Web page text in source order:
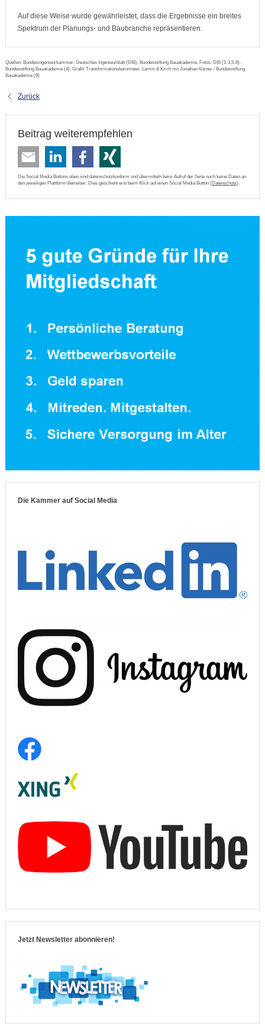
Auf diese Weise wurde gewährleistet, dass die Ergebnisse ein breites
Spektrum der Planungs- und Baubranche repräsentieren.
Quellen: Bundesingenieurkammer, Deutsches Ingenieurblatt (DIB), Bundesstiftung Bauakademie, Fotos: DIB (1-3,5-8),
Bundesstiftung Bauakademie (4), Grafik Transformationsbarometer: Lamm & Kirch mit Jonathan Körner / Bundesstiftung
Bauakademie (9)
Zurück
Beitrag weiterempfehlen
Die Social Media Buttons oben sind datenschutzkonform und übermitteln beim Aufruf der Seite noch keine Daten an
den jeweiligen Plattform-Betreiber. Dies geschieht erst beim Klick auf einen Social Media Button (Datenschutz).
Die Kammer auf Social Media
Jetzt Newsletter abonnieren!